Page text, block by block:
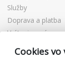
Služby
Doprava a platba
Vrátenie a
Darčekové
Cookies vo